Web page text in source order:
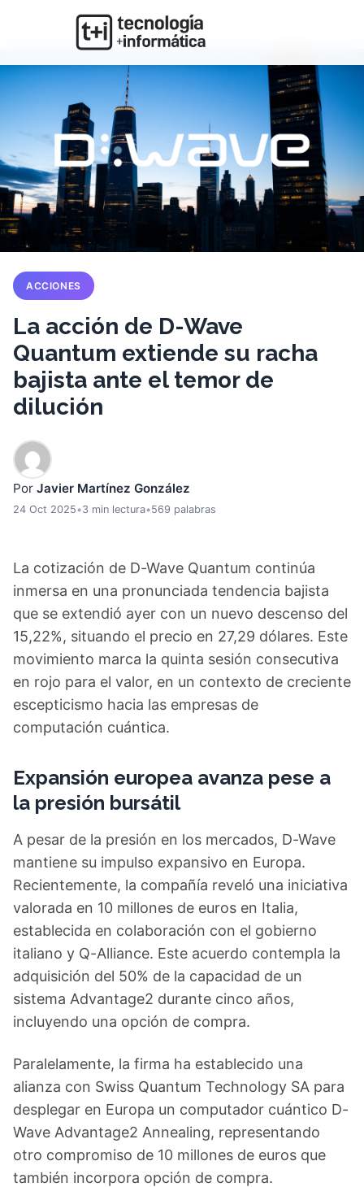
ACCIONES
La acción de D-Wave
Quantum extiende su racha
bajista ante el temor de
dilución
Por Javier Martínez González
24 Oct 2025•3 min lectura•569 palabras
La cotización de D-Wave Quantum continúa
inmersa en una pronunciada tendencia bajista
que se extendió ayer con un nuevo descenso del
15,22%, situando el precio en 27,29 dólares. Este
movimiento marca la quinta sesión consecutiva
en rojo para el valor, en un contexto de creciente
escepticismo hacia las empresas de
computación cuántica.
Expansión europea avanza pese a
la presión bursátil
A pesar de la presión en los mercados, D-Wave
mantiene su impulso expansivo en Europa.
Recientemente, la compañía reveló una iniciativa
valorada en 10 millones de euros en Italia,
establecida en colaboración con el gobierno
italiano y Q-Alliance. Este acuerdo contempla la
adquisición del 50% de la capacidad de un
sistema Advantage2 durante cinco años,
incluyendo una opción de compra.
Paralelamente, la firma ha establecido una
alianza con Swiss Quantum Technology SA para
desplegar en Europa un computador cuántico D-
Wave Advantage2 Annealing, representando
otro compromiso de 10 millones de euros que
también incorpora opción de compra.